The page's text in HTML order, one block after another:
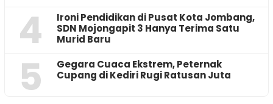
4
Ironi Pendidikan di Pusat Kota Jombang,
SDN Mojongapit 3 Hanya Terima Satu
Murid Baru
5
‎Gegara Cuaca Ekstrem, Peternak
Cupang di Kediri Rugi Ratusan Juta